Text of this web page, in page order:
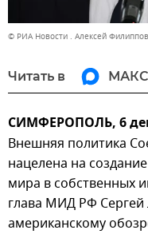
© РИА Новости . Алексей Филиппов
Читать в МАКС
СИМФЕРОПОЛЬ, 6
Внешняя политика
нацелена на
мира в собственных
глава МИД РФ Сергей
американскому